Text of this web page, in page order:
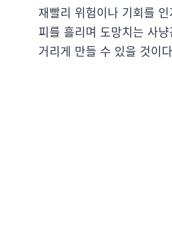
재빨리 위험이나 기회를
피를 흘리며 도망치는 사
거리게 만들 수 있을 것이